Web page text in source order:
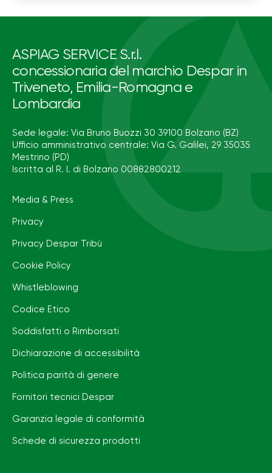
ASPIAG SERVICE S.r.l.
concessionaria del marchio Despar in
Triveneto, Emilia-Romagna e
Lombardia
Sede legale: Via Bruno Buozzi 30 39100 Bolzano (BZ)
Ufficio amministrativo centrale: Via G. Galilei, 29 35035
Mestrino (PD)
Iscritta al R. I. di Bolzano 00882800212
Media & Press
Privacy
Privacy Despar Tribù
Cookie Policy
Whistleblowing
Codice Etico
Soddisfatti o Rimborsati
Dichiarazione di accessibilità
Politica parità di genere
Fornitori tecnici Despar
Garanzia legale di conformità
Schede di sicurezza prodotti